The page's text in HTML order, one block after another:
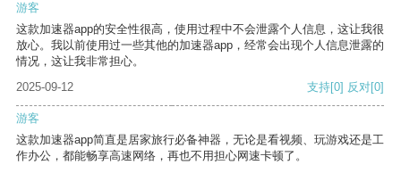
游客
这款加速器app的安全性很高，使用过程中不会泄露个人信息，这让我很
放心。我以前使用过一些其他的加速器app，经常会出现个人信息泄露的
情况，这让我非常担心。
2025-09-12
支持[0] 反对[0]
游客
这款加速器app简直是居家旅行必备神器，无论是看视频、玩游戏还是工
作办公，都能畅享高速网络，再也不用担心网速卡顿了。